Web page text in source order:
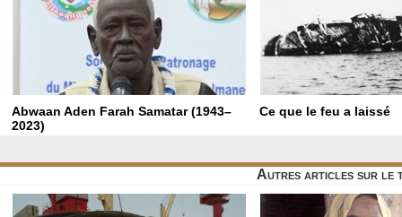
Abwaan Aden Farah Samatar (1943–
2023)
Ce que le feu a laissé
Autres articles sur le